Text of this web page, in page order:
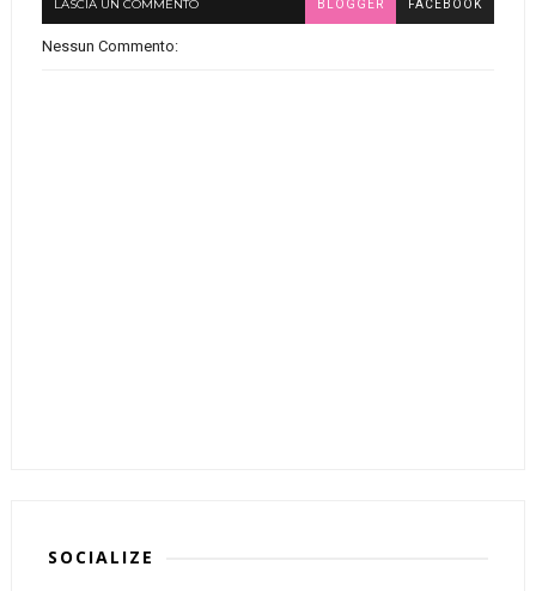
LASCIA UN COMMENTO BLOGGER FACEBOOK
Nessun Commento:
SOCIALIZE